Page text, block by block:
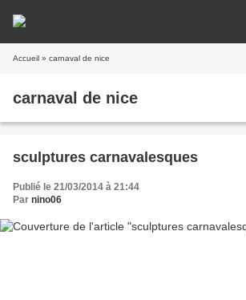
Accueil » carnaval de nice
carnaval de nice
sculptures carnavalesques
Publié le 21/03/2014 à 21:44
Par nino06